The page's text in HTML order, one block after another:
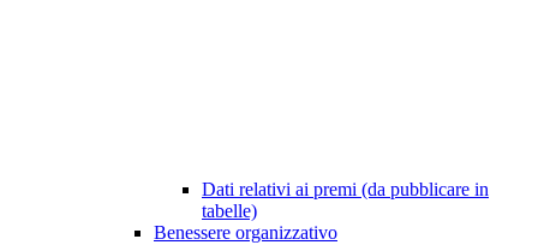
Dati relativi ai premi (da pubblicare in
tabelle)
Benessere organizzativo